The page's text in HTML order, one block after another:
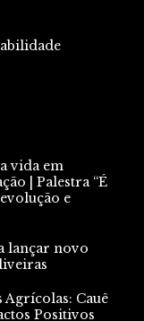
vida em
| Palestra “É
e
lançar novo
Cauê
Positivos